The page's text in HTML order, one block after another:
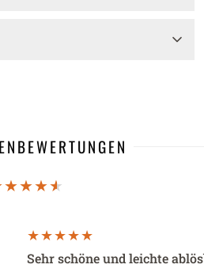
Sehr schöne und leichte